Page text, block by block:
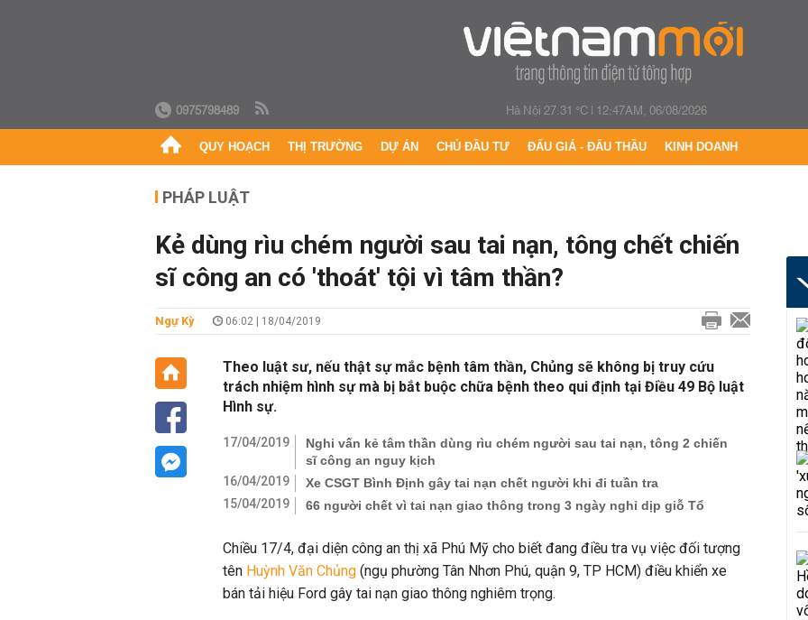
0975798489 Hà Nội 27.31 °C| 12:47AM, 06/08/2026
QUY HOẠCH THỊ TRƯỜNG DỰ ÁN CHỦ ĐẦU TƯ ĐẤU GIÁ - ĐẤU THẦU KINH DOANH
PHÁP LUẬT
Kẻ dùng rìu chém người sau tai nạn, tông chết chiến
sĩ công an có 'thoát' tội vì tâm thần?
Ngự Kỳ 06:02 | 18/04/2019
Theo luật sư, nếu thật sự mắc bệnh tâm thần, Chủng sẽ không bị truy cứu
trách nhiệm hình sự mà bị bắt buộc chữa bệnh theo qui định tại Điều 49 Bộ luật
Hình sự.
17/04/2019
Nghi vấn kẻ tâm thần dùng rìu chém người sau tai nạn, tông 2 chiến
sĩ công an nguy kịch
16/04/2019
Xe CSGT Bình Định gây tai nạn chết người khi đi tuần tra
15/04/2019
66 người chết vì tai nạn giao thông trong 3 ngày nghỉ dịp giỗ Tổ
Chiều 17/4, đại diện công an thị xã Phú Mỹ cho biết đang điều tra vụ việc đối tượng
tên Huỳnh Văn Chủng (ngụ phường Tân Nhơn Phú, quận 9, TP HCM) điều khiển xe
bán tải hiệu Ford gây tai nạn giao thông nghiêm trọng.